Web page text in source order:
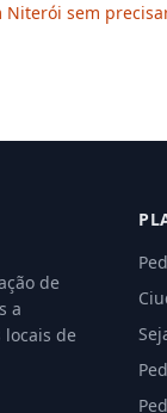
Niterói sem
de
a
locais de